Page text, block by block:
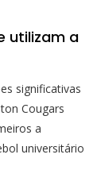
utilizam a
significativas
Cougars
a
universitário